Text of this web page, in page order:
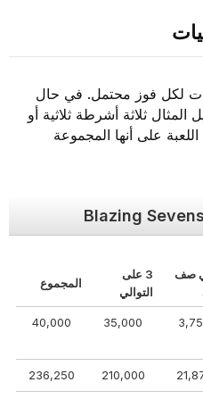
لكل فوز محتمل. في حال
ثلاثة أشرطة ثلاثية أو
على أنها المجموعة
صف
3 على
التوالي
المجموع
35,000
40,000
210,000
236,250